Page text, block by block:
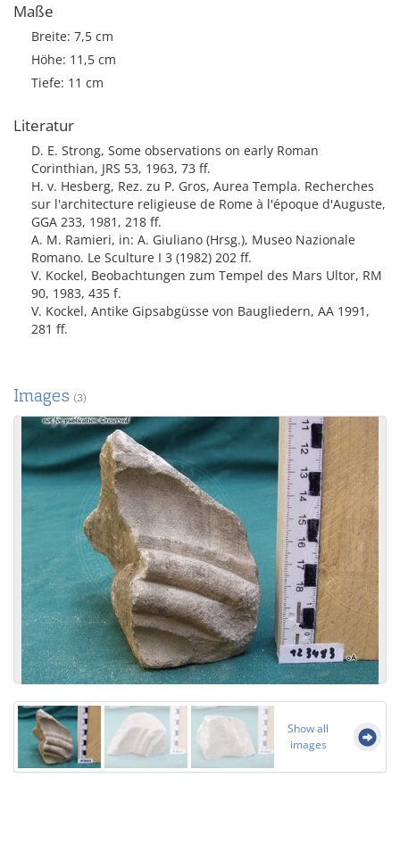
Maße
Breite: 7,5 cm
Höhe: 11,5 cm
Tiefe: 11 cm
Literatur
D. E. Strong, Some observations on early Roman
Corinthian, JRS 53, 1963, 73 ff.
H. v. Hesberg, Rez. zu P. Gros, Aurea Templa. Recherches
sur l'architecture religieuse de Rome à l'époque d'Auguste,
GGA 233, 1981, 218 ff.
A. M. Ramieri, in: A. Giuliano (Hrsg.), Museo Nazionale
Romano. Le Sculture I 3 (1982) 202 ff.
V. Kockel, Beobachtungen zum Tempel des Mars Ultor, RM
90, 1983, 435 f.
V. Kockel, Antike Gipsabgüsse von Baugliedern, AA 1991,
281 ff.
Images (3)
Show all
images